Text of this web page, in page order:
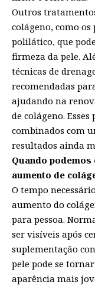
Outros
colágeno, como
polilático, que
firmeza da pele.
técnicas de
recomendadas
ajudando na
de colágeno.
combinados com
resultados ainda
Quando
aumento de
O tempo
aumento do
para pessoa.
ser visíveis após
suplementação
pele pode se
aparência mais